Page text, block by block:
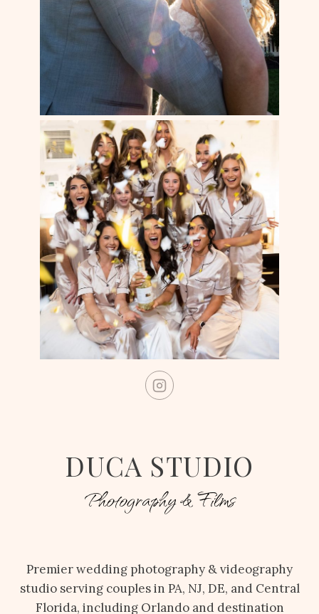
DUCA STUDIO
Photography & Films
Premier wedding photography & videography
studio serving couples in PA, NJ, DE, and Central
Florida, including Orlando and destination